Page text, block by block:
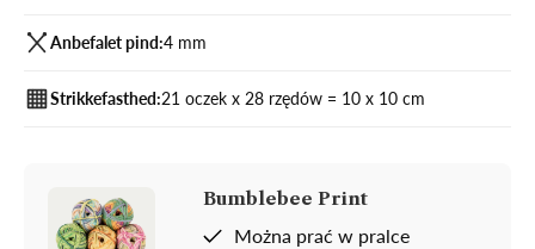
Anbefalet pind:4 mm
Strikkefasthed:21 oczek x 28 rzędów = 10 x 10 cm
Bumblebee Print
Można prać w pralce